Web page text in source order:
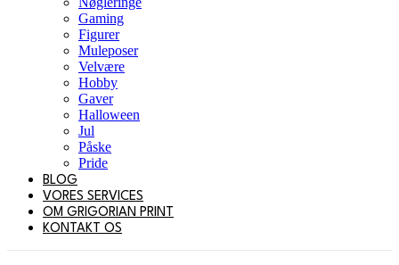
Gaming
Figurer
Muleposer
Velvære
Hobby
Gaver
Halloween
Jul
Påske
Pride
BLOG
VORES SERVICES
OM GRIGORIAN PRINT
KONTAKT OS